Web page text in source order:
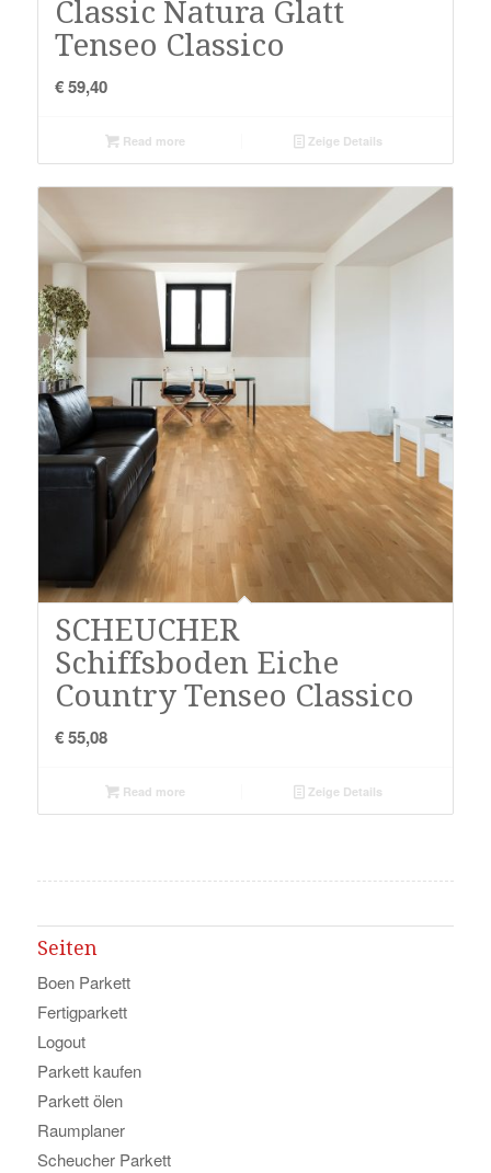
Classic Natura Glatt
Tenseo Classico
€59,40
Read more Zeige Details
SCHEUCHER
Schiffsboden Eiche
Country Tenseo Classico
€55,08
Read more Zeige Details
Seiten
Boen Parkett
Fertigparkett
Logout
Parkett kaufen
Parkett ölen
Raumplaner
Scheucher Parkett